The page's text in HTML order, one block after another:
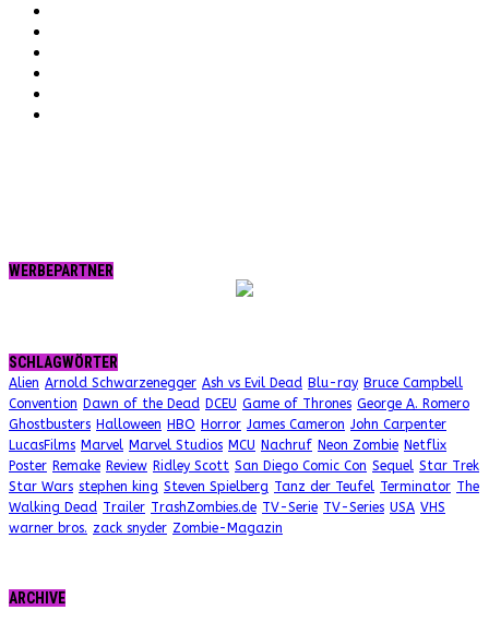
WERBEPARTNER
SCHLAGWÖRTER
Alien Arnold Schwarzenegger Ash vs Evil Dead Blu-ray Bruce Campbell
Convention Dawn of the Dead DCEU Game of Thrones George A. Romero
Ghostbusters Halloween HBO Horror James Cameron John Carpenter
LucasFilms Marvel Marvel Studios MCU Nachruf Neon Zombie Netflix
Poster Remake Review Ridley Scott San Diego Comic Con Sequel Star Trek
Star Wars stephen king Steven Spielberg Tanz der Teufel Terminator The
Walking Dead Trailer TrashZombies.de TV-Serie TV-Series USA VHS
warner bros. zack snyder Zombie-Magazin
ARCHIVE